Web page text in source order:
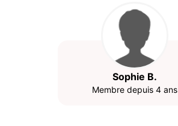
Sophie B.
Membre depuis 4 ans